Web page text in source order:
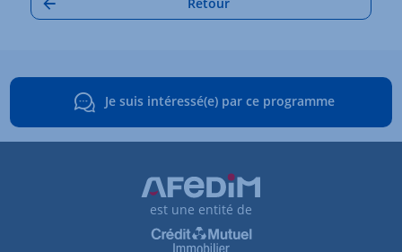
Retour
Je suis intéressé(e) par ce programme
est une entité de